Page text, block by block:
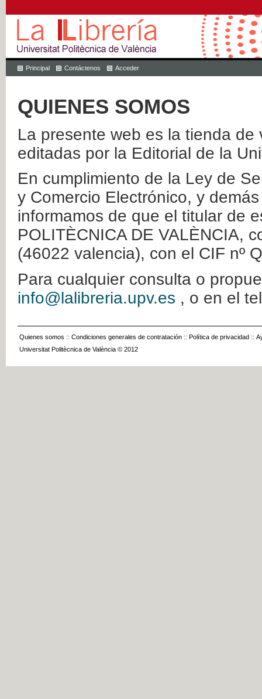
Principal Contáctenos Acceder
QUIENES SOMOS
La presente web es la tienda
editadas por la Editorial de la
En cumplimiento de la Ley de
y Comercio Electrónico, y
informamos de que el titular de
POLITÈCNICA DE VALÈNCIA,
(46022 valencia), con el CIF nº
Para cualquier consulta o
info@lalibreria.upv.es , o en el
Quienes somos :: Condiciones generales de contratación :: Política de privacidad ::
Universitat Politècnica de València © 2012